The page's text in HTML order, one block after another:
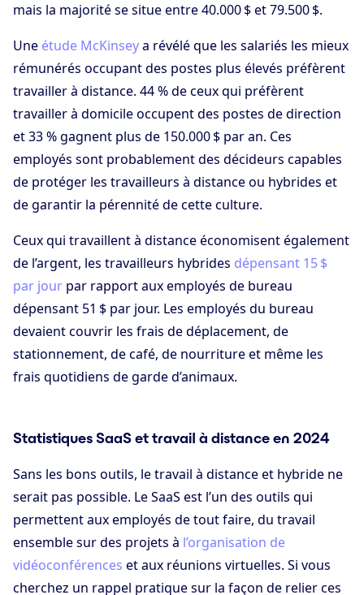
mais la majorité se situe entre 40.000 $ et 79.500 $.
Une étude McKinseya révélé que les salariés les mieux
rémunérés occupant des postes plus élevés préfèrent
travailler à distance. 44 % de ceux qui préfèrent
travailler à domicile occupent des postes de direction
et 33 % gagnent plus de 150.000 $ par an. Ces
employés sont probablement des décideurs capables
de protéger les travailleurs à distance ou hybrides et
de garantir la pérennité de cette culture.
Ceux qui travaillent à distance économisent également
de l’argent, les travailleurs hybrides dépensant 15 $
par jour par rapport aux employés de bureau
dépensant 51 $ par jour. Les employés du bureau
devaient couvrir les frais de déplacement, de
stationnement, de café, de nourriture et même les
frais quotidiens de garde d’animaux.
Statistiques SaaS et travail à distance en 2024
Sans les bons outils, le travail à distance et hybride ne
serait pas possible. Le SaaS est l’un des outils qui
permettent aux employés de tout faire, du travail
ensemble sur des projets à l’organisation de
vidéoconférences et aux réunions virtuelles. Si vous
cherchez un rappel pratique sur la façon de relier ces